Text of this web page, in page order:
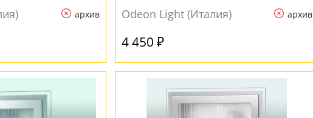
архив
Odeon Light (Италия)
архив
4 450 ₽